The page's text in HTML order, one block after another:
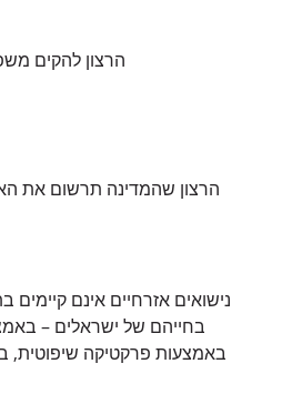
הרצון להקים
הרצון שהמדינה תרשום את
נישואים אזרחיים אינם קיימים
בחייהם של ישראלים –
באמצעות פרקטיקה שיפוטית,